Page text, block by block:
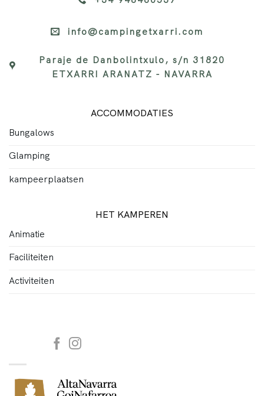
info@campingetxarri.com
Paraje de Danbolintxulo, s/n 31820
ETXARRI ARANATZ - NAVARRA
ACCOMMODATIES
Bungalows
Glamping
kampeerplaatsen
HET KAMPEREN
Animatie
Faciliteiten
Activiteiten